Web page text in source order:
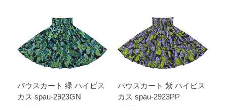
パウスカート 緑 ハイビス
カス spau-2923GN
パウスカート 紫 ハイビス
カス spau-2923PP